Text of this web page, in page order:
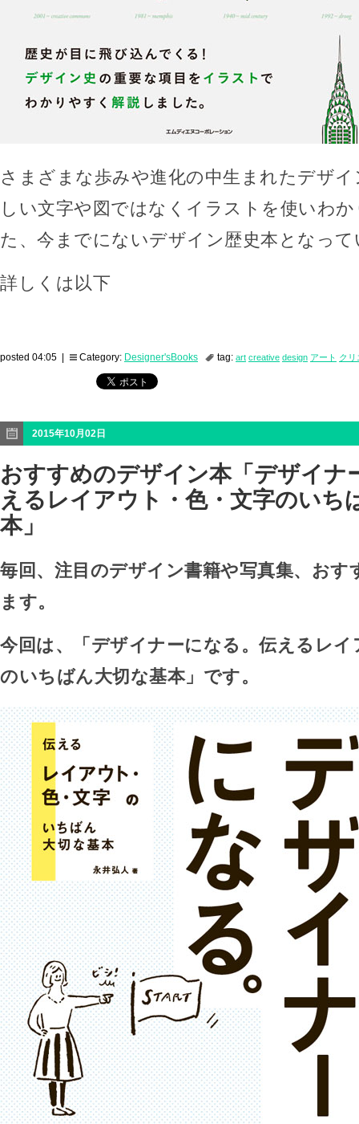
さまざまな歩みや進化の中生まれたデザ
しい文字や図ではなくイラストを使いわ
た、今までにないデザイン歴史本となっ
詳しくは以下
posted 04:05 | Category: Designer'sBooks tag: art creative design アート クリ
2015年10月02日
おすすめのデザイン本「デザイナ
えるレイアウト・色・文字のいち
本」
毎回、注目のデザイン書籍や写真集、おす
ます。
今回は、「デザイナーになる。伝えるレイ
のいちばん大切な基本」です。